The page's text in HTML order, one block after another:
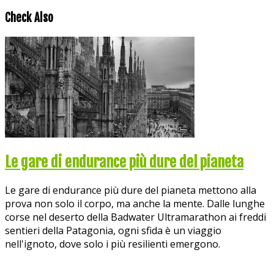
Check Also
Le gare di endurance più dure del pianeta
Le gare di endurance più dure del pianeta mettono alla
prova non solo il corpo, ma anche la mente. Dalle lunghe
corse nel deserto della Badwater Ultramarathon ai freddi
sentieri della Patagonia, ogni sfida è un viaggio
nell'ignoto, dove solo i più resilienti emergono.